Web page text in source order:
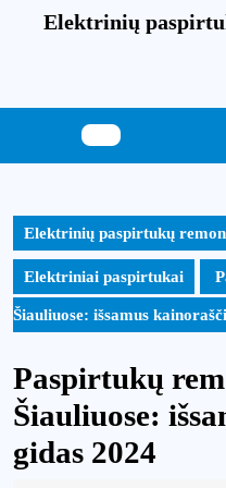
Elektrinių
Elektrinių paspirtukų
Elektriniai paspirtukai
Šiauliuose: išsamus
Paspirtukų
Šiauliuose:
gidas 2024